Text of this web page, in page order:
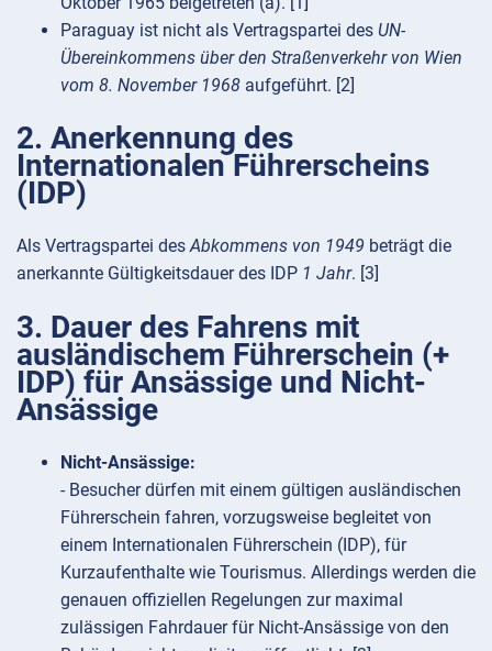
Paraguay ist nicht als Vertragspartei des UN-
Übereinkommens über den Straßenverkehr von Wien
vom 8. November 1968 aufgeführt. [2]
2. Anerkennung des
Internationalen Führerscheins
(IDP)
Als Vertragspartei desAbkommens von 1949 beträgt die
anerkannte Gültigkeitsdauer des IDP 1 Jahr. [3]
3. Dauer des Fahrens mit
ausländischem Führerschein (+
IDP) für Ansässige und Nicht-
Ansässige
Nicht-Ansässige:
- Besucher dürfen mit einem gültigen ausländischen
Führerschein fahren, vorzugsweise begleitet von
einem Internationalen Führerschein (IDP), für
Kurzaufenthalte wie Tourismus. Allerdings werden die
genauen offiziellen Regelungen zur maximal
zulässigen Fahrdauer für Nicht-Ansässige von den